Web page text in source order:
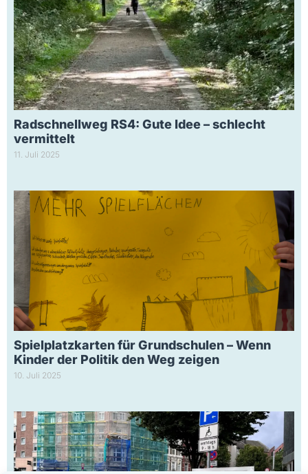
Radschnellweg RS4: Gute Idee – schlecht
vermittelt
11. Juli 2025
Spielplatzkarten für Grundschulen – Wenn
Kinder der Politik den Weg zeigen
10. Juli 2025